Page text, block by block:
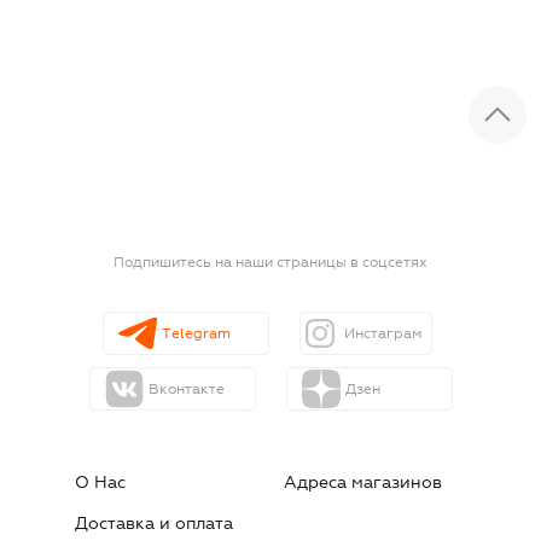
Подпишитесь на наши страницы в соцсетях
Telegram Инстаграм
Вконтакте Дзен
О Нас Адреса магазинов
Доставка и оплата